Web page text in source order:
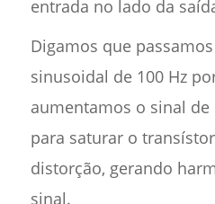
entrada no lado da
Digamos que
sinusoidal de 100 Hz
aumentamos o sinal
para saturar o
distorção, gerando
sinal.